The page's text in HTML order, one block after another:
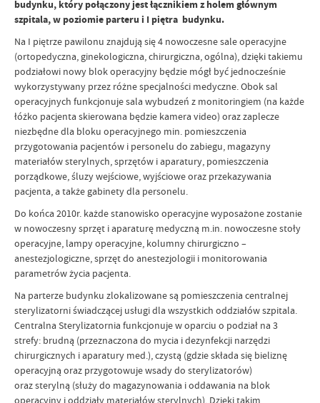
budynku, który połączony jest łącznikiem z holem głównym
szpitala, w poziomie parteru i I piętra budynku.
Na I piętrze pawilonu znajdują się 4 nowoczesne sale operacyjne
(ortopedyczna, ginekologiczna, chirurgiczna, ogólna), dzięki takiemu
podziałowi nowy blok operacyjny będzie mógł być jednocześnie
wykorzystywany przez różne specjalności medyczne. Obok sal
operacyjnych funkcjonuje sala wybudzeń z monitoringiem (na każde
łóżko pacjenta skierowana będzie kamera video) oraz zaplecze
niezbędne dla bloku operacyjnego min. pomieszczenia
przygotowania pacjentów i personelu do zabiegu, magazyny
materiałów sterylnych, sprzętów i aparatury, pomieszczenia
porządkowe, śluzy wejściowe, wyjściowe oraz przekazywania
pacjenta, a także gabinety dla personelu.
Do końca 2010r. każde stanowisko operacyjne wyposażone zostanie
w nowoczesny sprzęt i aparaturę medyczną m.in. nowoczesne stoły
operacyjne, lampy operacyjne, kolumny chirurgiczno –
anestezjologiczne, sprzęt do anestezjologii i monitorowania
parametrów życia pacjenta.
Na parterze budynku zlokalizowane są pomieszczenia centralnej
sterylizatorni świadczącej usługi dla wszystkich oddziałów szpitala.
Centralna Sterylizatornia funkcjonuje w oparciu o podział na 3
strefy: brudną (przeznaczona do mycia i dezynfekcji narzędzi
chirurgicznych i aparatury med.), czystą (gdzie składa się bieliznę
operacyjną oraz przygotowuje wsady do sterylizatorów)
oraz sterylną (służy do magazynowania i oddawania na blok
operacyjny i oddziały materiałów sterylnych). Dzięki takim